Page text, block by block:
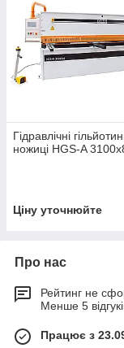
Гідравлічні
ножиці HGS-A
Ціну уточнюйте
Про нас
Рейтинг не
Менше 5
Працює з